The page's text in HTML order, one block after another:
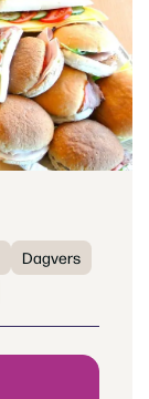
Dagvers